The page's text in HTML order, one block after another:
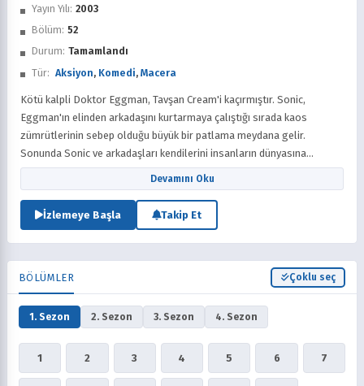
Favorilere Ekle
Sonra İzle
Yayın Yılı: 2003
Bölüm: 52
Durum: Tamamlandı
Tür: Aksiyon, Komedi, Macera
Kötü kalpli Doktor Eggman, Tavşan Cream'i kaçırmıştır. Sonic,
Eggman'ın elinden arkadaşını kurtarmaya çalıştığı sırada kaos
zümrütlerinin sebep olduğu büyük bir patlama meydana gelir.
Sonunda Sonic ve arkadaşları kendilerini insanların dünyasına
ışınlanmış olarak bulacaklardır. Burada Sonic'in başı kendisini
yakalamak isteyen polislerle derde girecek ve onlardan kaçarken
düştüğü havuzda Chris Thorndyke adlı küçük bir çocuk tarafından
kurtarılacaktır.
Devamını Oku
İzlemeye Başla Takip Et
BÖLÜMLER Çoklu seç
1. Sezon 2. Sezon 3. Sezon 4. Sezon
1 2 3 4 5 6 7